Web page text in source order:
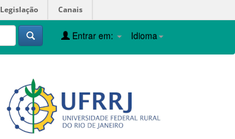
Legislação Canais
Idioma
Entrar em: